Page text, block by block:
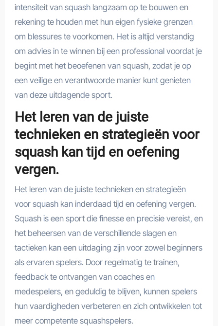
intensiteit van squash langzaam op te bouwen en
rekening te houden met hun eigen fysieke grenzen
om blessures te voorkomen. Het is altijd verstandig
om advies in te winnen bij een professional voordat je
begint met het beoefenen van squash, zodat je op
een veilige en verantwoorde manier kunt genieten
van deze uitdagende sport.
Het leren van de juiste
technieken en strategieën voor
squash kan tijd en oefening
vergen.
Het leren van de juiste technieken en strategieën
voor squash kan inderdaad tijd en oefening vergen.
Squash is een sport die finesse en precisie vereist, en
het beheersen van de verschillende slagen en
tactieken kan een uitdaging zijn voor zowel beginners
als ervaren spelers. Door regelmatig te trainen,
feedback te ontvangen van coaches en
medespelers, en geduldig te blijven, kunnen spelers
hun vaardigheden verbeteren en zich ontwikkelen tot
meer competente squashspelers.